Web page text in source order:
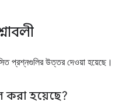
প্রশ্নগুলির উত্তর দেওয়া হয়েছে।
হয়েছে?